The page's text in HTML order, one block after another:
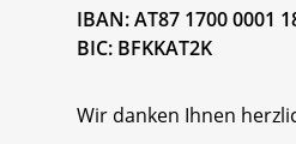
IBAN: AT87 1700 0001
BIC: BFKKAT2K
Wir danken Ihnen